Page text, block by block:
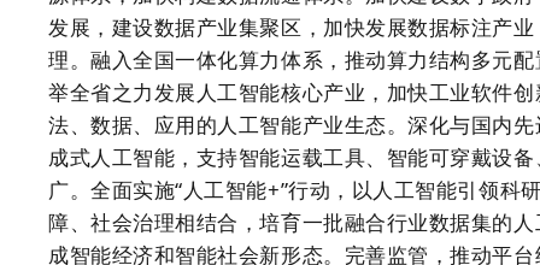
发展，建设数据产业集聚区，加快发展数据标注产
理。融入全国一体化算力体系，推动算力结构多元
举全省之力发展人工智能核心产业，加快工业软件
法、数据、应用的人工智能产业生态。深化与国内
成式人工智能，支持智能运载工具、智能可穿戴设
广。全面实施“人工智能+”行动，以人工智能引领
障、社会治理相结合，培育一批融合行业数据集的
成智能经济和智能社会新形态。完善监管，推动平